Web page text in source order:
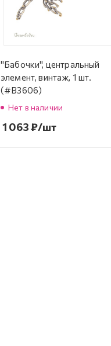
"Бабочки", центральный
элемент, винтаж, 1 шт.
(#В3606)
Нет в наличии
1 063₽/шт